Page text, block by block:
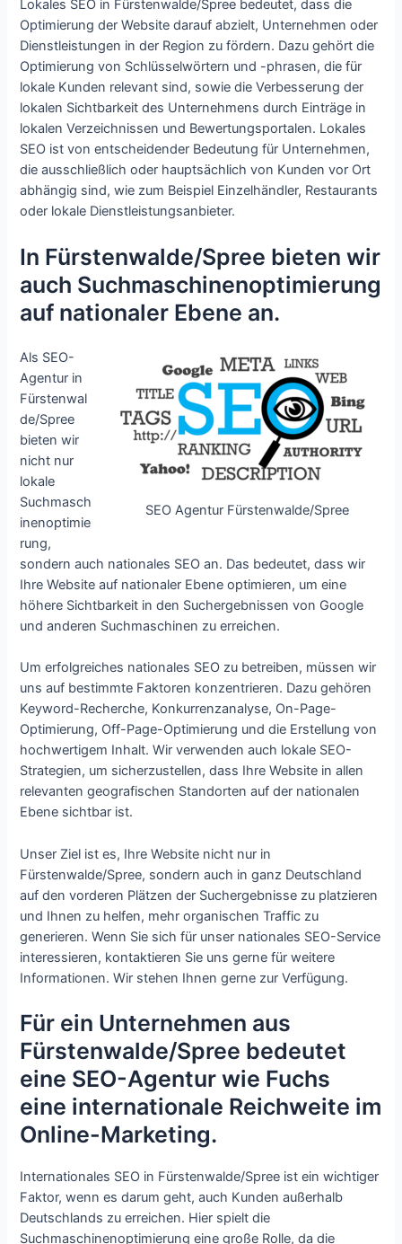
Lokales SEO in Fürstenwalde/Spree bedeutet, dass die
Optimierung der Website darauf abzielt, Unternehmen oder
Dienstleistungen in der Region zu fördern. Dazu gehört die
Optimierung von Schlüsselwörtern und -phrasen, die für
lokale Kunden relevant sind, sowie die Verbesserung der
lokalen Sichtbarkeit des Unternehmens durch Einträge in
lokalen Verzeichnissen und Bewertungsportalen. Lokales
SEO ist von entscheidender Bedeutung für Unternehmen,
die ausschließlich oder hauptsächlich von Kunden vor Ort
abhängig sind, wie zum Beispiel Einzelhändler, Restaurants
oder lokale Dienstleistungsanbieter.
In Fürstenwalde/Spree bieten wir
auch Suchmaschinenoptimierung
auf nationaler Ebene an.
SEO Agentur Fürstenwalde/Spree
Als SEO-
Agentur in
Fürstenwal
de/Spree
bieten wir
nicht nur
lokale
Suchmasch
inenoptimie
rung,
sondern auch nationales SEO an. Das bedeutet, dass wir
Ihre Website auf nationaler Ebene optimieren, um eine
höhere Sichtbarkeit in den Suchergebnissen von Google
und anderen Suchmaschinen zu erreichen.
Um erfolgreiches nationales SEO zu betreiben, müssen wir
uns auf bestimmte Faktoren konzentrieren. Dazu gehören
Keyword-Recherche, Konkurrenzanalyse, On-Page-
Optimierung, Off-Page-Optimierung und die Erstellung von
hochwertigem Inhalt. Wir verwenden auch lokale SEO-
Strategien, um sicherzustellen, dass Ihre Website in allen
relevanten geografischen Standorten auf der nationalen
Ebene sichtbar ist.
Unser Ziel ist es, Ihre Website nicht nur in
Fürstenwalde/Spree, sondern auch in ganz Deutschland
auf den vorderen Plätzen der Suchergebnisse zu platzieren
und Ihnen zu helfen, mehr organischen Traffic zu
generieren. Wenn Sie sich für unser nationales SEO-Service
interessieren, kontaktieren Sie uns gerne für weitere
Informationen. Wir stehen Ihnen gerne zur Verfügung.
Für ein Unternehmen aus
Fürstenwalde/Spree bedeutet
eine SEO-Agentur wie Fuchs
eine internationale Reichweite im
Online-Marketing.
Internationales SEO in Fürstenwalde/Spree ist ein wichtiger
Faktor, wenn es darum geht, auch Kunden außerhalb
Deutschlands zu erreichen. Hier spielt die
Suchmaschinenoptimierung eine große Rolle, da die